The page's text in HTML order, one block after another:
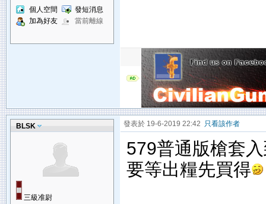
個人空間
發短消息
加為好友
當前離線
BLSK
三級准尉
發表於 19-6-2019 22:42 只看該作者
579普通版槍套
要等出糧先買得